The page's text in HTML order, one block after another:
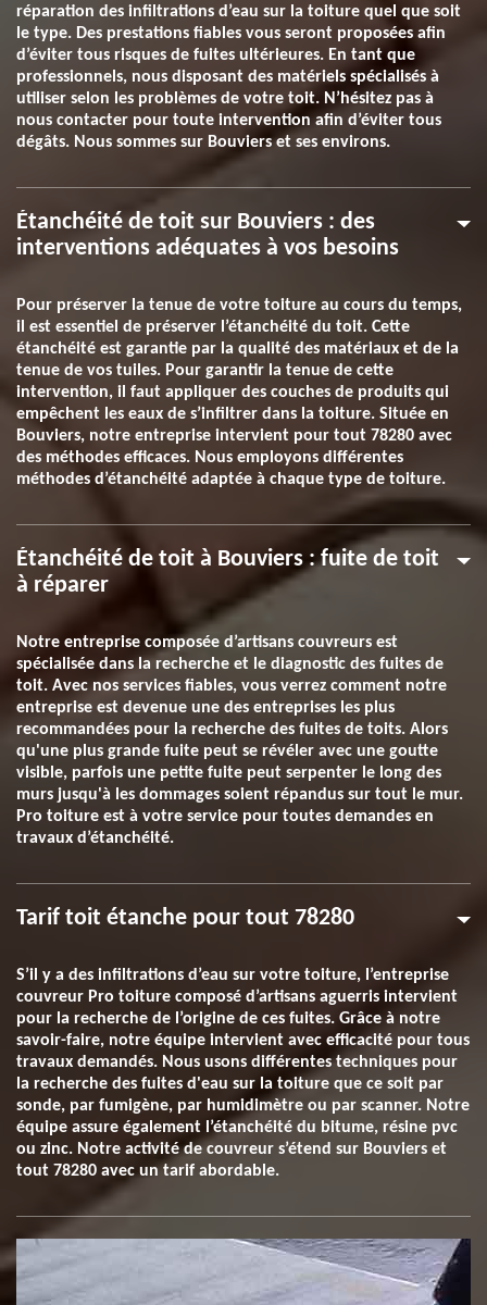
réparation des infiltrations d’eau sur la toiture quel que soit
le type. Des prestations fiables vous seront proposées afin
d’éviter tous risques de fuites ultérieures. En tant que
professionnels, nous disposant des matériels spécialisés à
utiliser selon les problèmes de votre toit. N’hésitez pas à
nous contacter pour toute intervention afin d’éviter tous
dégâts. Nous sommes sur Bouviers et ses environs.
Étanchéité de toit sur Bouviers : des
interventions adéquates à vos besoins
Pour préserver la tenue de votre toiture au cours du temps,
il est essentiel de préserver l’étanchéité du toit. Cette
étanchéité est garantie par la qualité des matériaux et de la
tenue de vos tuiles. Pour garantir la tenue de cette
intervention, il faut appliquer des couches de produits qui
empêchent les eaux de s’infiltrer dans la toiture. Située en
Bouviers, notre entreprise intervient pour tout 78280 avec
des méthodes efficaces. Nous employons différentes
méthodes d’étanchéité adaptée à chaque type de toiture.
Étanchéité de toit à Bouviers : fuite de toit
à réparer
Notre entreprise composée d’artisans couvreurs est
spécialisée dans la recherche et le diagnostic des fuites de
toit. Avec nos services fiables, vous verrez comment notre
entreprise est devenue une des entreprises les plus
recommandées pour la recherche des fuites de toits. Alors
qu'une plus grande fuite peut se révéler avec une goutte
visible, parfois une petite fuite peut serpenter le long des
murs jusqu'à les dommages soient répandus sur tout le mur.
Pro toiture est à votre service pour toutes demandes en
travaux d’étanchéité.
Tarif toit étanche pour tout 78280
S’il y a des infiltrations d’eau sur votre toiture, l’entreprise
couvreur Pro toiture composé d’artisans aguerris intervient
pour la recherche de l’origine de ces fuites. Grâce à notre
savoir-faire, notre équipe intervient avec efficacité pour tous
travaux demandés. Nous usons différentes techniques pour
la recherche des fuites d'eau sur la toiture que ce soit par
sonde, par fumigène, par humidimètre ou par scanner. Notre
équipe assure également l’étanchéité du bitume, résine pvc
ou zinc. Notre activité de couvreur s’étend sur Bouviers et
tout 78280 avec un tarif abordable.